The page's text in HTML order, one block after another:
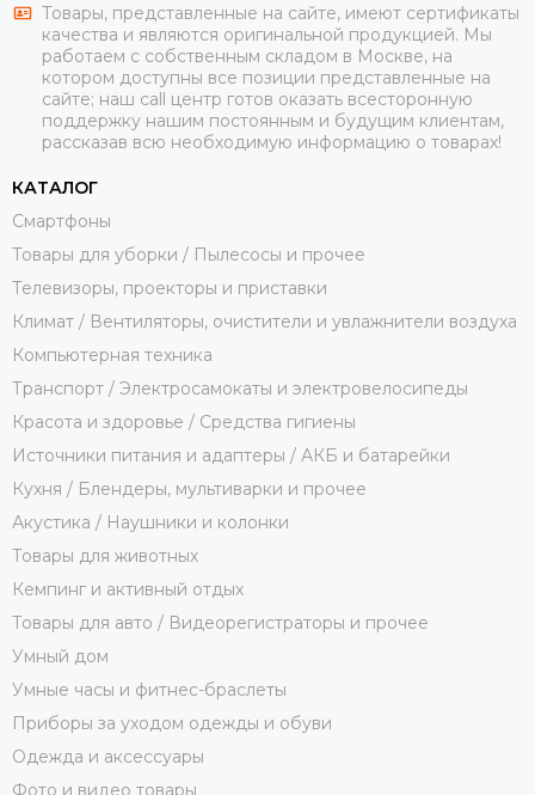
Товары, представленные на сайте, имеют сертификаты
качества и являются оригинальной продукцией. Мы
работаем с собственным складом в Москве, на
котором доступны все позиции представленные на
сайте; наш call центр готов оказать всесторонную
поддержку нашим постоянным и будущим клиентам,
рассказав всю необходимую информацию о товарах!
КАТАЛОГ
Смартфоны
Товары для уборки / Пылесосы и прочее
Телевизоры, проекторы и приставки
Климат / Вентиляторы, очистители и увлажнители воздуха
Компьютерная техника
Транспорт / Электросамокаты и электровелосипеды
Красота и здоровье / Средства гигиены
Источники питания и адаптеры / АКБ и батарейки
Кухня / Блендеры, мультиварки и прочее
Акустика / Наушники и колонки
Товары для животных
Кемпинг и активный отдых
Товары для авто / Видеорегистраторы и прочее
Умный дом
Умные часы и фитнес-браслеты
Приборы за уходом одежды и обуви
Одежда и аксессуары
Фото и видео товары